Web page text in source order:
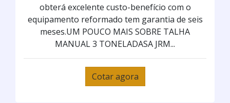
obterá excelente custo-benefício com o
equipamento reformado tem garantia de seis
meses.UM POUCO MAIS SOBRE TALHA
MANUAL 3 TONELADASA JRM...
Cotar agora